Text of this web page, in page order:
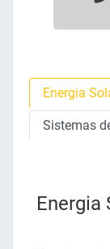
Energia
Sistemas
Energia